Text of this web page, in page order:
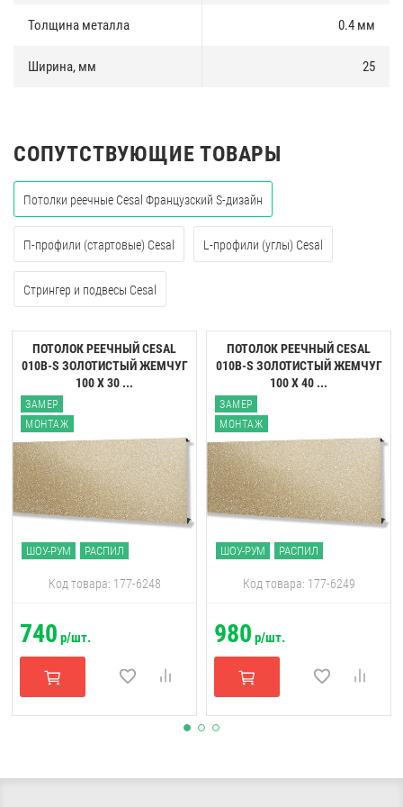
демонтаж и монтаж элементов в любой части потолка.
Толщина металла 0.4 мм
Ширина, мм 25
СОПУТСТВУЮЩИЕ ТОВАРЫ
Потолки реечные Cesal Французский S-дизайн
П-профили (стартовые) Cesal L-профили (углы) Cesal
Стрингер и подвесы Cesal
ПОТОЛОК РЕЕЧНЫЙ CESAL
010B-S ЗОЛОТИСТЫЙ ЖЕМЧУГ
100 Х 30 ...
ЗАМЕР
МОНТАЖ
ШОУ-РУМ РАСПИЛ
Код товара: 177-6248
740 р/шт.
ПОТОЛОК РЕЕЧНЫЙ CESAL
010B-S ЗОЛОТИСТЫЙ ЖЕМЧУГ
100 Х 40 ...
ЗАМЕР
МОНТАЖ
ШОУ-РУМ РАСПИЛ
Код товара: 177-6249
980 р/шт.